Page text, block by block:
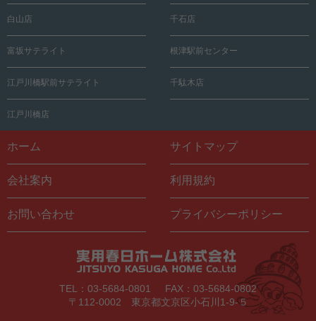
白山店 千石店
富坂サテライト 根津駅前センター
江戸川橋駅前サテライト 千駄木店
江戸川橋店
ホーム サイトマップ
会社案内 利用規約
お問い合わせ プライバシーポリシー
TEL：03-5684-0801
FAX：03-5684-0802
〒112-0002 東京都文京区小石川1-9-５